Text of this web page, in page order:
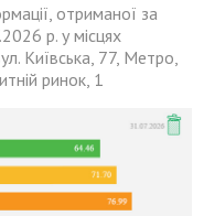
отриманої за
р. у місцях
Київська, 77, Метро,
ринок, 1